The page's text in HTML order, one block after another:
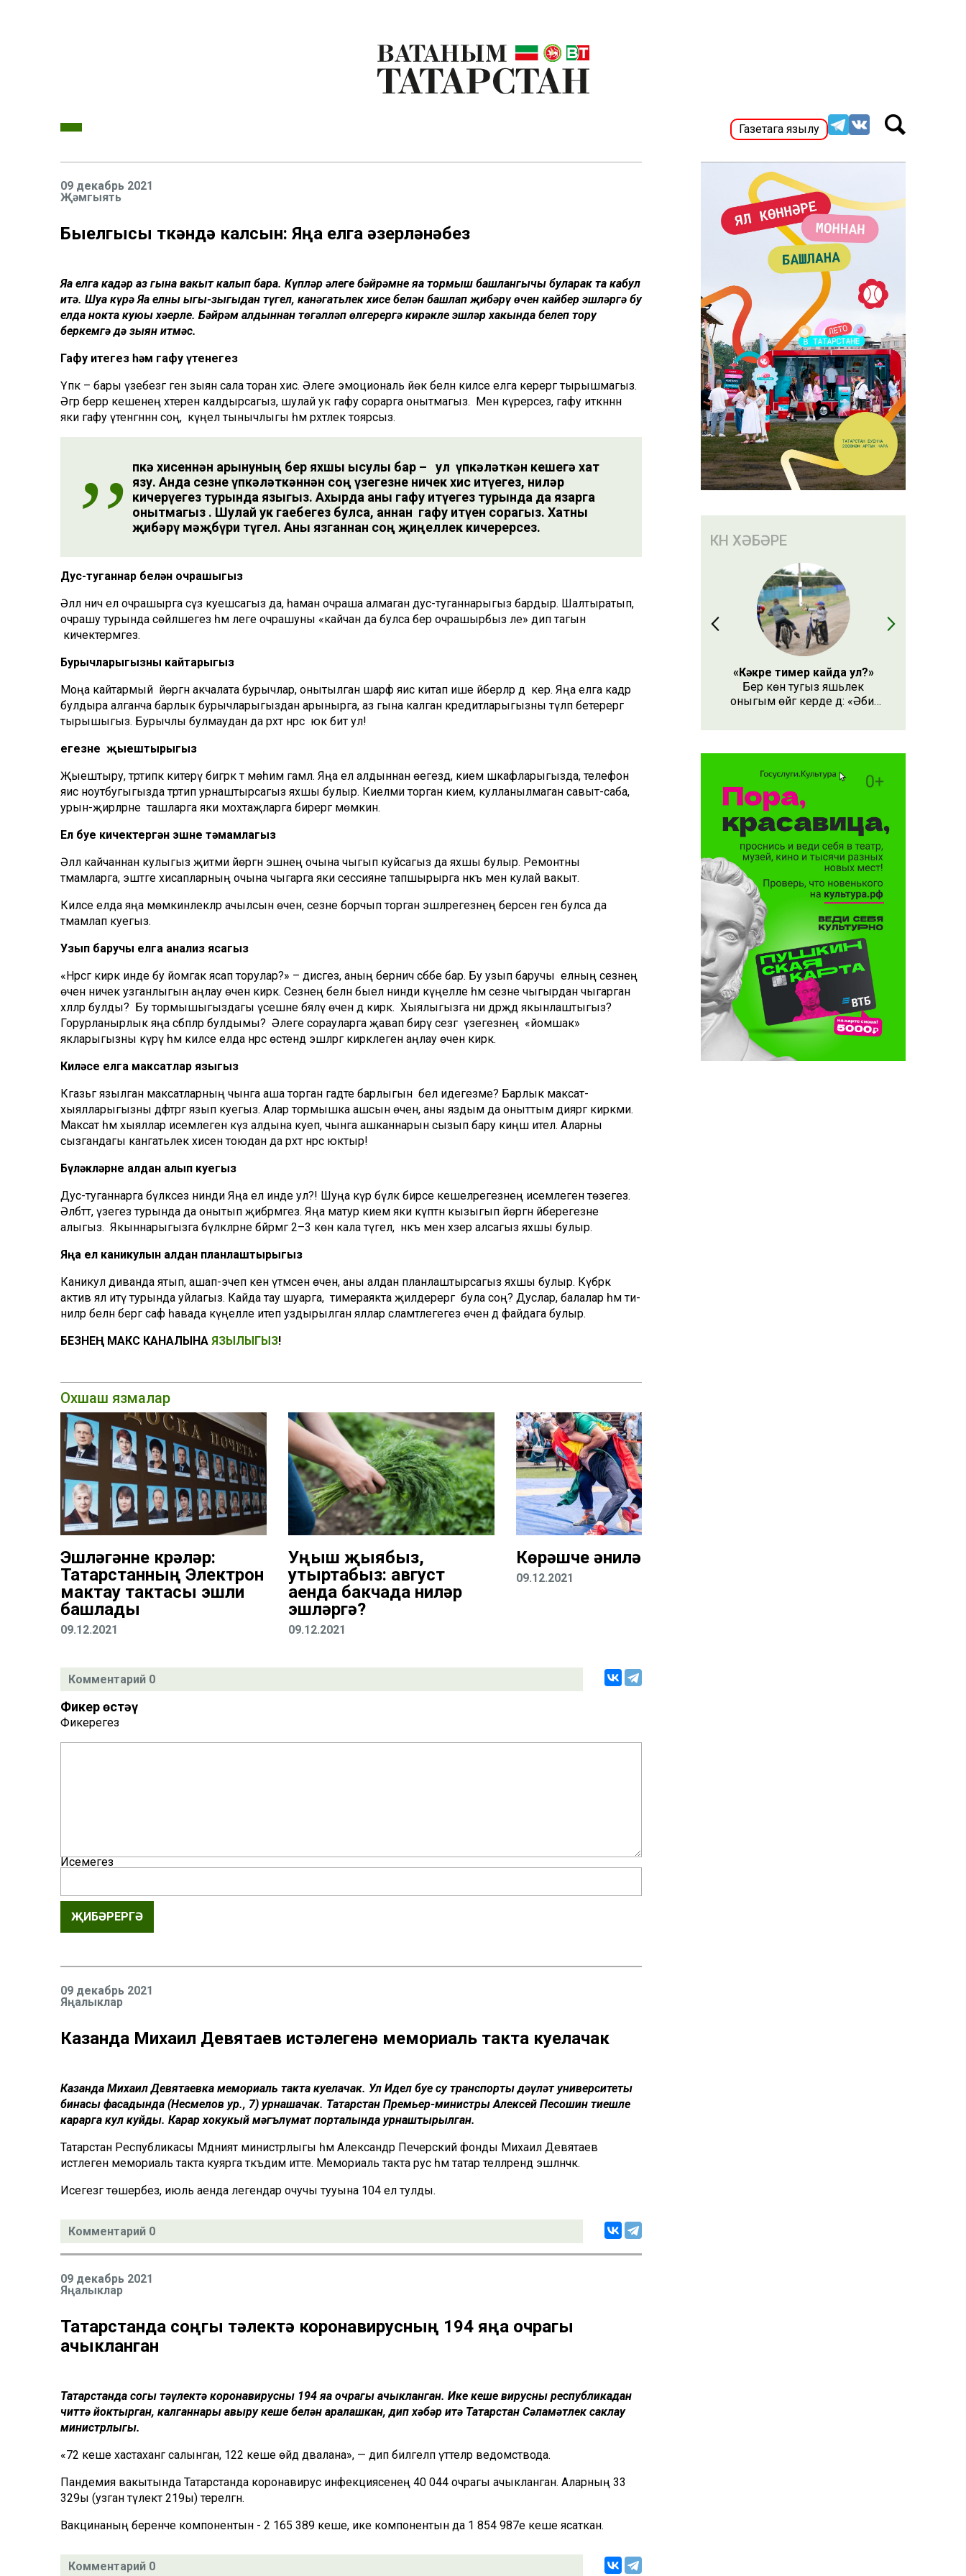
Газетага язылу
09 декабрь 2021
Җәмгыять
Быелгысы үткәндә калсын: Яңа елга әзерләнәбез
Яңа елга кадәр аз гына вакыт калып бара. Күпләр әлеге бәйрәмне яңа тормыш башлангычы буларак та кабул
итә. Шуңа күрә Яңа елны ыгы-зыгыдан түгел, канәгатьлек хисе белән башлап җибәрү өчен кайбер эшләргә бу
елда нокта куюың хәерле. Бәйрәм алдыннан төгәлләп өлгерергә кирәкле эшләр хакында белеп тору
беркемгә дә зыян итмәс.
Гафу итегез һәм гафу үтенегез
Үпкә – бары үзебезгә генә зыян сала торан хис. Әлеге эмоциональ йөк белән киләсе елга керергә тырышмагыз.
Әгәр берәр кешенең хәтерен калдырсагыз, шулай ук гафу сорарга онытмагыз. Менә күрерсез, гафу иткәннән
яки гафу үтенгәннән соң, күңел тынычлыгы һәм рәхәтлек тоярсыз.
Үпкә хисеннән арынуның бер яхшы ысулы бар – ул үпкәләткән кешегә хат
язу. Анда сезне үпкәләткәннән соң үзегезне ничек хис итүегез, ниләр
кичерүегез турында языгыз. Ахырда аны гафу итүегез турында да язарга
онытмагыз . Шулай ук гаебегез булса, аннан гафу итүен сорагыз. Хатны
җибәрү мәҗбүри түгел. Аны язганнан соң җиңеллек кичерерсез.
Дус-туганнар белән очрашыгыз
Әллә ничә ел очрашырга сүз куешсагыз да, һаман очраша алмаган дус-туганнарыгыз бардыр. Шалтыратып,
очрашу турында сөйләшегез һәм әлеге очрашуны «кайчан да булса бер очрашырбыз әле» дип тагын
кичектермәгез.
Бурычларыгызны кайтарыгыз
Моңа кайтармый йөргән акчалата бурычлар, онытылган шарф яисә китап ише әйберләр дә керә. Яңа елга кадәр
булдыра алганча барлык бурычларыгыздан арынырга, аз гына калган кредитларыгызны түләп бетерергә
тырышыгыз. Бурычлы булмаудан да рәхәт нәрсә юк бит ул!
Өегезне җыештырыгыз
Җыештыру, тәртипкә китерү бигрәк тә мөһим гамәл. Яңа ел алдыннан өегездә, кием шкафларыгызда, телефон
яисә ноутбугыгызда тәртип урнаштырсагыз яхшы булыр. Киелми торган кием, кулланылмаган савыт-саба,
урын-җирләрне ташларга яки мохтаҗларга бирергә мөмкин.
Ел буе кичектергән эшне тәмамлагыз
Әллә кайчаннан кулыгыз җитми йөргән эшнең очына чыгып куйсагыз да яхшы булыр. Ремонтны
тәмамларга, эштәге хисапларның очына чыгарга яки сессияне тапшырырга нәкъ менә кулай вакыт.
Киләсе елда яңа мөмкинлекләр ачылсын өчен, сезне борчып торган эшләрегезнең берсен генә булса да
тәмамлап куегыз.
Узып баручы елга анализ ясагыз
«Нәрсәгә кирәк инде бу йомгак ясап торулар?» – дисәгез, аның берничә сәбәбе бар. Бу узып баручы елның сезнең
өчен ничек узганлыгын аңлау өчен кирәк. Сезнең белән быел нинди күңелле һәм сезне чыгырдан чыгарган
хәлләр булды? Бу тормышыгыздагы үсешне бәяләү өчен дә кирәк. Хыялыгызга ни дәрәҗәдә якынлаштыгыз?
Горурланырлык яңа сәбәпләр булдымы? Әлеге сорауларга җавап бирү сезгә үзегезнең «йомшак»
якларыгызны күрү һәм киләсе елда нәрсә өстендә эшләргә кирәклеген аңлау өчен кирәк.
Киләсе елга максатлар языгыз
Кәгазьгә язылган максатларның чынга аша торган гадәте барлыгын белә идегезме? Барлык максат-
хыялларыгызны дәфтәргә язып куегыз. Алар тормышка ашсын өчен, аны яздым да оныттым дияргә кирәкми.
Максат һәм хыяллар исемлеген күз алдына куеп, чынга ашканнарын сызып бару киңәш ителә. Аларны
сызгандагы канәгатьлек хисен тоюдан да рәхәт нәрсә юктыр!
Бүләкләрне алдан алып куегыз
Дус-туганнарга бүләксез нинди Яңа ел инде ул?! Шуңа күрә бүләк бирәсе кешеләрегезнең исемлеген төзегез.
Әлбәттә, үзегез турында да онытып җибәрмәгез. Яңа матур кием яки күптән кызыгып йөргән әйберегезне
алыгыз. Якыннарыгызга бүләкләрне бәйрәмгә 2–3 көн кала түгел, ә нәкъ менә хәзер алсагыз яхшы булыр.
Яңа ел каникулын алдан планлаштырыгыз
Каникул диванда ятып, ашап-эчеп кенә үтмәсен өчен, аны алдан планлаштырсагыз яхшы булыр. Күбрәк
актив ял итү турында уйлагыз. Кайда тау шуарга, тимераякта җилдерергә була соң? Дуслар, балалар һәм әти-
әниләр белән бергә саф һавада күңелле итеп уздырылган яллар сәламәтлегегез өчен дә файдага булыр.
БЕЗНЕҢ МАКС КАНАЛЫНА ЯЗЫЛЫГЫЗ!
Охшаш язмалар
Эшләгәнне күрәләр:
Татарстанның Электрон
мактау тактасы эшли
башлады
09.12.2021
Уңыш җыябыз,
утыртабыз: август
аенда бакчада ниләр
эшләргә?
09.12.2021
Көрәшче әниләр
09.12.2021
Комментарий 0
Фикер өстәү
Фикерегез
Исемегез
ҖИБӘРЕРГӘ
09 декабрь 2021
Яңалыклар
Казанда Михаил Девятаев истәлегенә мемориаль такта куелачак
Казанда Михаил Девятаевка мемориаль такта куелачак. Ул Идел буе су транспорты дәүләт университеты
бинасы фасадында (Несмелов ур., 7) урнашачак. Татарстан Премьер-министры Алексей Песошин тиешле
карарга кул куйды. Карар хокукый мәгълүмат порталында урнаштырылган.
Татарстан Республикасы Мәдәният министрлыгы һәм Александр Печерский фонды Михаил Девятаев
истәлегенә мемориаль такта куярга тәкъдим итте. Мемориаль такта рус һәм татар телләрендә эшләнәчәк.
Исегезгә төшерәбез, июль аенда легендар очучы тууына 104 ел тулды.
Комментарий 0
09 декабрь 2021
Яңалыклар
Татарстанда соңгы тәүлектә коронавирусның 194 яңа очрагы
ачыкланган
Татарстанда соңгы тәүлектә коронавирусның 194 яңа очрагы ачыкланган. Ике кеше вирусны республикадан
читтә йоктырган, калганнары авыру кеше белән аралашкан, дип хәбәр итә Татарстан Сәламәтлек саклау
министрлыгы.
«72 кеше хастаханәгә салынган, 122 кеше өйдә дәвалана», — дип билгеләп үттеләр ведомствода.
Пандемия вакытында Татарстанда коронавирус инфекциясенең 40 044 очрагы ачыкланган. Аларның 33
329ы (узган тәүлектә 219ы) терелгән.
Вакцинаның беренче компонентын - 2 165 389 кеше, ике компонентын да 1 854 987е кеше ясаткан.
Комментарий 0
КӨН ХӘБӘРЕ
«Кәкре тимер кайда ул?»
Бер көн тугыз яшьлек
оныгым өйгә керде дә: «Әби,
ул?» – дип сорады.